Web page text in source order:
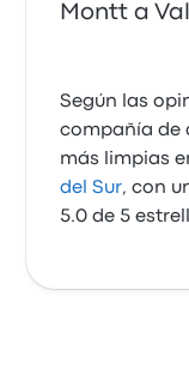
Montt a
Según las
compañía de
más limpias
del Sur, con
5.0 de 5